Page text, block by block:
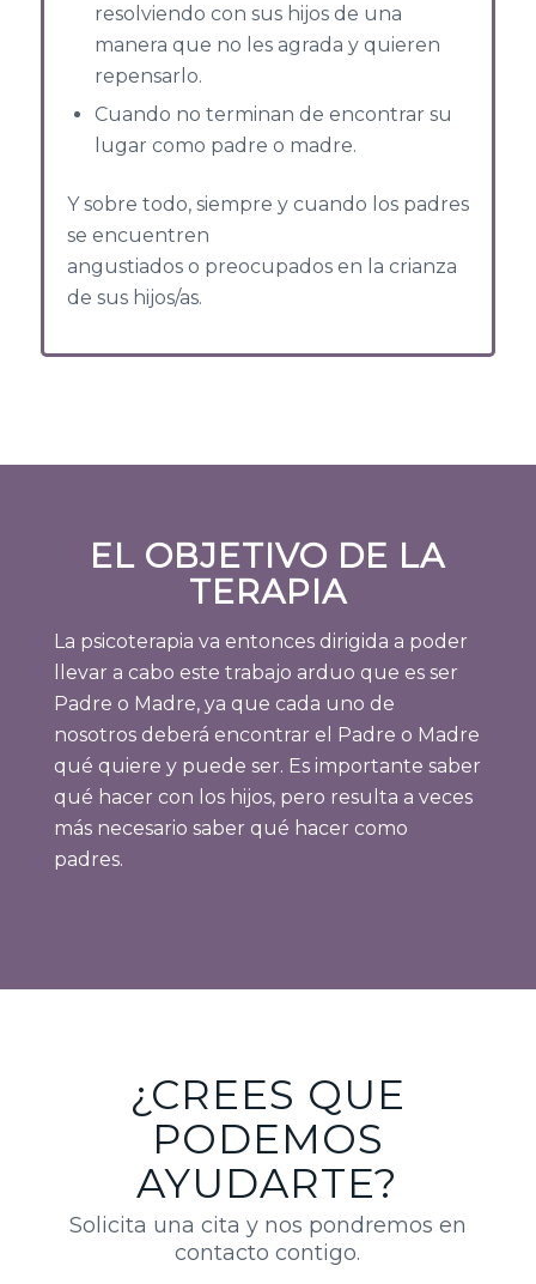
resolviendo con sus hijos de una
manera que no les agrada y quieren
repensarlo.
Cuando no terminan de encontrar su
lugar como padre o madre.
Y sobre todo, siempre y cuando los padres
se encuentren
angustiados o preocupados en la crianza
de sus hijos/as.
EL OBJETIVO DE LA
TERAPIA
La psicoterapia va entonces dirigida a poder
llevar a cabo este trabajo arduo que es ser
Padre o Madre, ya que cada uno de
nosotros deberá encontrar el Padre o Madre
qué quiere y puede ser. Es importante saber
qué hacer con los hijos, pero resulta a veces
más necesario saber qué hacer como
padres.
¿CREES QUE
PODEMOS
AYUDARTE?
Solicita una cita y nos pondremos en
contacto contigo.